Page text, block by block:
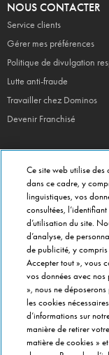
NOUS CONTACTER
Service clients
Gérer mes préférences
Politique de divulgation
Lutte anti-fraude
Travailler chez Dominos
Devenir Franchisé
EN CE MOMENT
Bouchées Doubles
Jours Fous
Domino's x Oasis x
Nos opérations locales
PRÈS DE CHEZ VOUS
Pizzas Paris
Pizzas Lyon
Ce site web utilise des
dans ce cadre, y
linguistiques, vos
consultées,
d’utilisation du site.
d’analyse, de
de publicité, y compris
Accepter tout », vous
vos données avec nos
», nous ne
les cookies
d’informations sur
manière de retirer
matière de cookies »